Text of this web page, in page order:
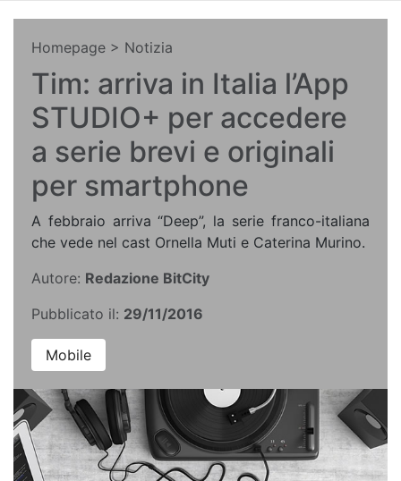
Homepage > Notizia
Tim: arriva in Italia l’App
STUDIO+ per accedere
a serie brevi e originali
per smartphone
A febbraio arriva “Deep”, la serie franco-italiana
che vede nel cast Ornella Muti e Caterina Murino.
Autore: Redazione BitCity
Pubblicato il: 29/11/2016
Mobile